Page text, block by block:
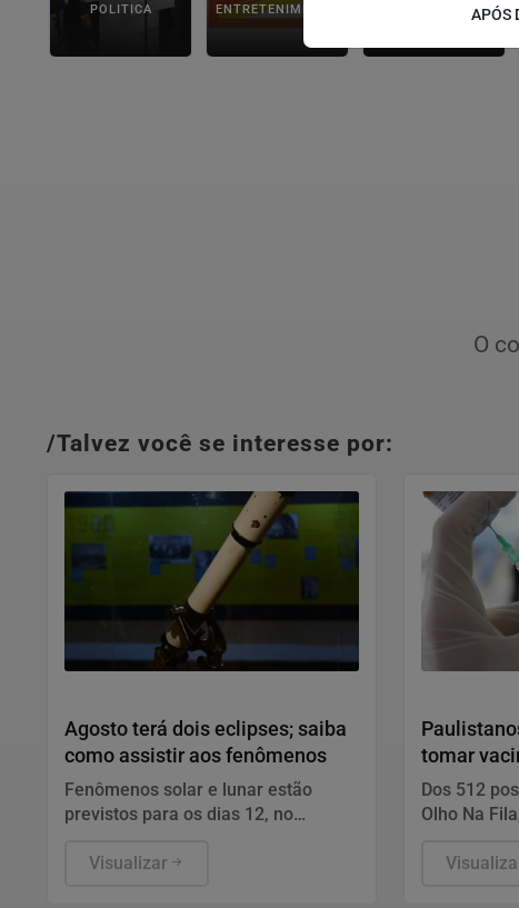
POLITICA ENTRETENIMENTO SALVADOR AQUI!
O
/Talvez você se interesse por:
Agosto terá dois eclipses; saiba
como assistir aos fenômenos
Fenômenos solar e lunar estão
previstos para os dias 12, no
Sul.Visualizar
tomar
Dos 512
Olho Na
APÓS